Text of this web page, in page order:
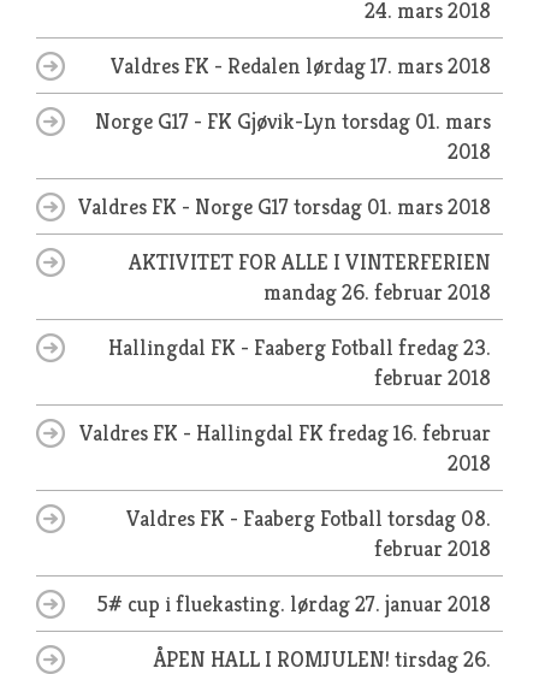
24. mars 2018
Valdres FK - Redalen lørdag 17. mars 2018
Norge G17 - FK Gjøvik-Lyn torsdag 01. mars
2018
Valdres FK - Norge G17torsdag 01. mars 2018
AKTIVITET FOR ALLE I VINTERFERIEN
mandag 26. februar 2018
Hallingdal FK - Faaberg Fotball fredag 23.
februar 2018
Valdres FK - Hallingdal FK fredag 16. februar
2018
Valdres FK - Faaberg Fotball torsdag 08.
februar 2018
5# cup i fluekasting. lørdag 27. januar 2018
ÅPEN HALL I ROMJULEN! tirsdag 26.